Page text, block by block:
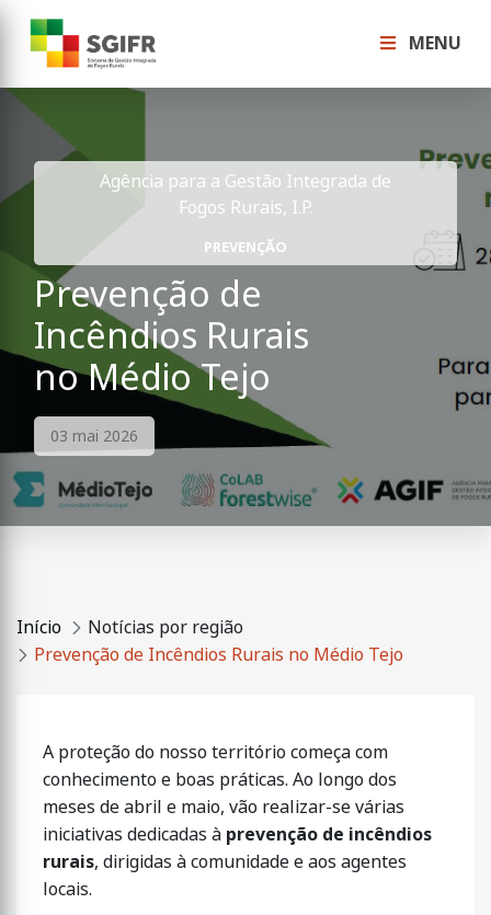
MENU
Agência para a Gestão Integrada de
Fogos Rurais, I.P.
PREVENÇÃO
Prevenção de
Incêndios Rurais
no Médio Tejo
03 mai 2026
Início
Notícias por região
Prevenção de Incêndios Rurais no Médio Tejo
A proteção do nosso território começa com
conhecimento e boas práticas. Ao longo dos
meses de abril e maio, vão realizar-se várias
iniciativas dedicadas à prevenção de incêndios
rurais, dirigidas à comunidade e aos agentes
locais.